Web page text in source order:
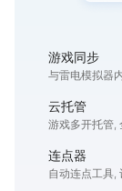
游戏同步
与雷电模拟器
云托管
游戏多开托管,
连点器
自动连点工具,